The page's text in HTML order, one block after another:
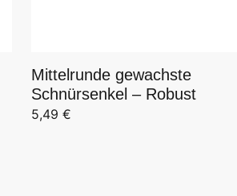
Mittelrunde gewachste
Schnürsenkel – Robust
5,49 €